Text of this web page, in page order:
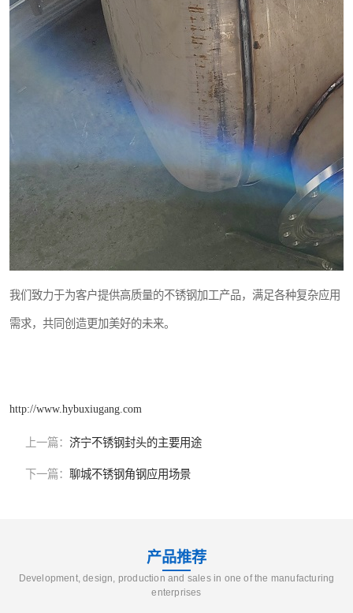
我们致力于为客户提供高质量的不锈钢加工产品，满足各种复杂应用
需求，共同创造更加美好的未来。
http://www.hybuxiugang.com
上一篇： 济宁不锈钢封头的主要用途
下一篇： 聊城不锈钢角钢应用场景
产品推荐
Development, design, production and sales in one of the manufacturing
enterprises